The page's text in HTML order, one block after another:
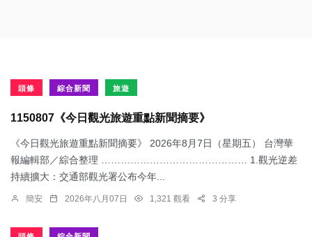
頭條 綜合新聞 旅遊
1150807《今日觀光旅遊重點新聞摘要》
《今日觀光旅遊重點新聞摘要》 2026年8月7日（星期五） 台灣華
報編輯部／綜合整理 ……………………………………… 1.觀光逆差
持續擴大：交通部觀光署公布今年...
簡安 2026年八月07日 1,321 觀看 3 分享